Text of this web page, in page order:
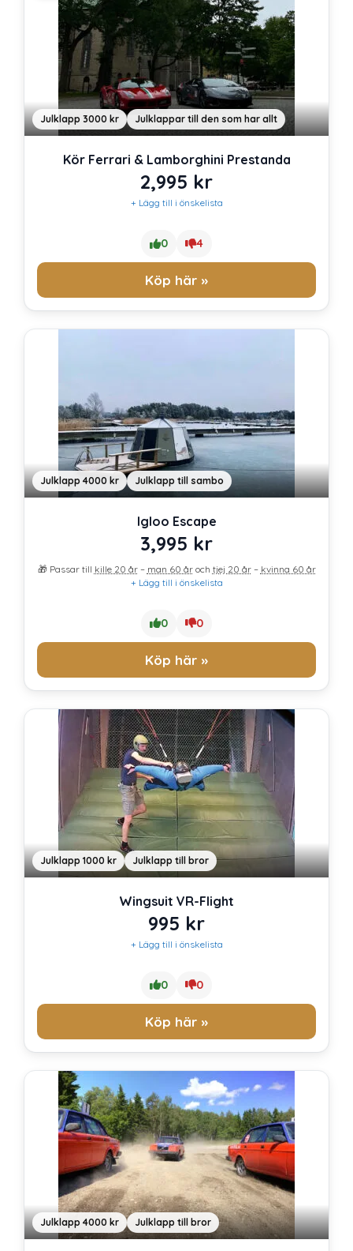
Julklapp 3000 kr Julklappar till den som har allt
Kör Ferrari & Lamborghini Prestanda
2,995 kr
+ Lägg till i önskelista
0 4
Köp här »
Julklapp 4000 kr Julklapp till sambo
Igloo Escape
3,995 kr
🎁 Passar till kille 20 år– man 60 åroch tjej 20 år– kvinna 60 år
+ Lägg till i önskelista
0 0
Köp här »
Julklapp 1000 kr Julklapp till bror
Wingsuit VR-Flight
995 kr
+ Lägg till i önskelista
0 0
Köp här »
Julklapp 4000 kr Julklapp till bror